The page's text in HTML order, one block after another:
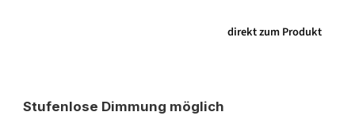
direkt zum Produkt
Stufenlose Dimmung möglich